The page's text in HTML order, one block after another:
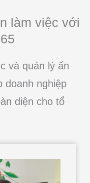
làm việc với
và quản lý ấn
nghiệp
diện cho tổ